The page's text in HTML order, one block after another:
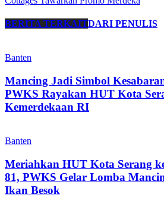
BERITA TERKAITDARI PENULIS
Banten
Mancing Jadi Simbol
PWKS Rayakan HUT Kota
Kemerdekaan RI
Banten
Meriahkan HUT Kota Serang
81, PWKS Gelar Lomba
Ikan Besok